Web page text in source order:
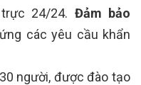
trực 24/24. Đảm bảo
các yêu cầu khẩn
người, được đào tạo